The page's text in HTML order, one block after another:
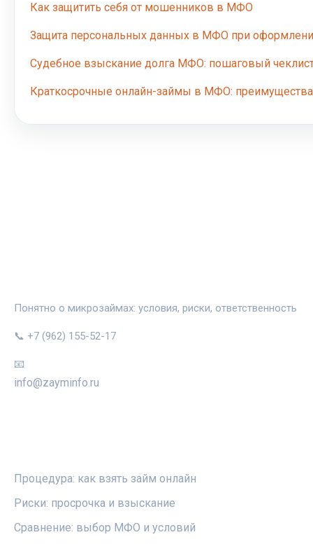
Как защитить себя от мошенников в МФО
Защита персональных данных в МФО при
Судебное взыскание долга МФО: пошаговый
Краткосрочные онлайн-займы в МФО: преимущества
Понятно о микрозаймах: условия, риски, ответственность
📞 +7 (962) 155-52-17
📧
info@zayminfo.ru
Процедура: как взять займ онлайн
Риски: просрочка и взыскание
Сравнение: выбор МФО и условий